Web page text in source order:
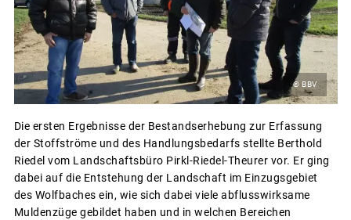
© BBV
Die ersten Ergebnisse der Bestandserhebung zur Erfassung
der Stoffströme und des Handlungsbedarfs stellte Berthold
Riedel vom Landschaftsbüro Pirkl-Riedel-Theurer vor. Er ging
dabei auf die Entstehung der Landschaft im Einzugsgebiet
des Wolfbaches ein, wie sich dabei viele abflusswirksame
Muldenzüge gebildet haben und in welchen Bereichen